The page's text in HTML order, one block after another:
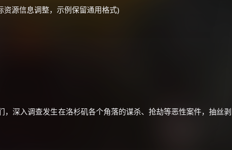
源信息调整，示例保留通用格式)
，深入调查发生在洛杉矶各个角落的谋杀、抢劫等恶性案件，抽丝剥
🧧 福利领取站 ×